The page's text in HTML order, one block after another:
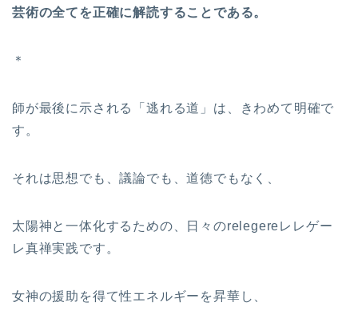
芸術の全てを正確に解読することである。
＊
師が最後に示される「逃れる道」は、きわめて明確で
す。
それは思想でも、議論でも、道徳でもなく、
太陽神と一体化するための、日々のrelegereレレゲー
レ真禅実践です。
女神の援助を得て性エネルギーを昇華し、